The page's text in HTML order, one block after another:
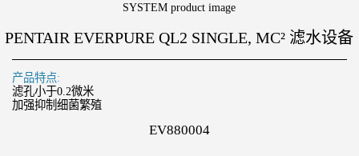
PENTAIR EVERPURE QL2 SINGLE, MC² 滤水设备
产品特点:
滤孔小于0.2微米
加强抑制细菌繁殖
EV880004